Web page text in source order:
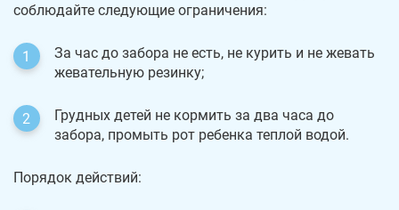
соблюдайте следующие ограничения:
За час до забора не есть, не курить и не жевать
жевательную резинку;
Грудных детей не кормить за два часа до
забора, промыть рот ребенка теплой водой.
Порядок действий: